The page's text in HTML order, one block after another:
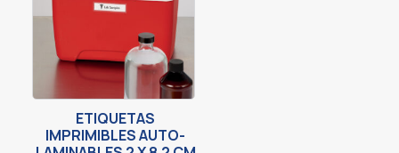
ETIQUETAS
IMPRIMIBLES AUTO-